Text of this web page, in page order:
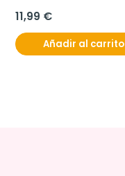
11,99 €
Añadir al carrito